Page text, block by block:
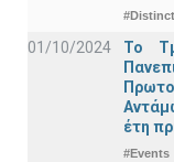
01/10/2024
Το
έτη
#Events